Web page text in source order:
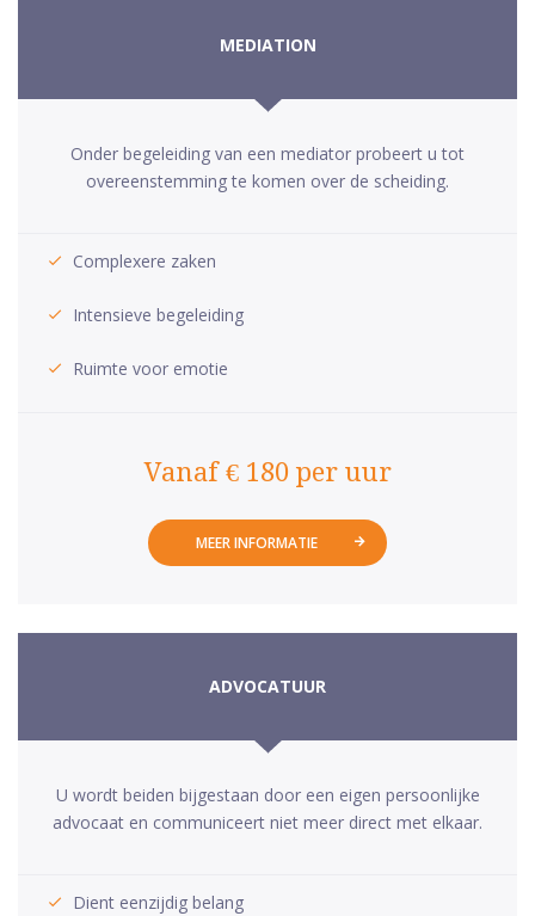
MEDIATION
Onder begeleiding van een mediator probeert u tot
overeenstemming te komen over de scheiding.
Complexere zaken
Intensieve begeleiding
Ruimte voor emotie
Vanaf € 180 per uur
MEER INFORMATIE
ADVOCATUUR
U wordt beiden bijgestaan door een eigen persoonlijke
advocaat en communiceert niet meer direct met elkaar.
Dient eenzijdig belang